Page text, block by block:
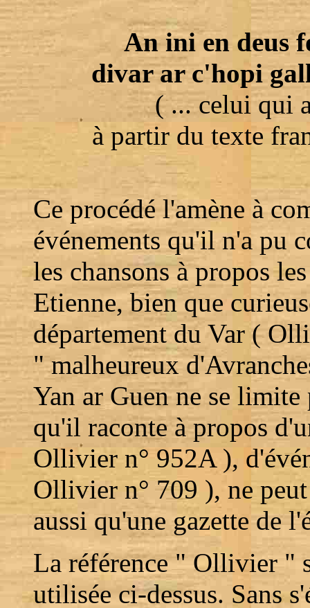
An ini en deus
divar ar c'hopi
( ... celui qui
à partir du texte
Ce procédé l'amène à
événements qu'il n'a pu
les chansons à propos
Etienne, bien que
département du Var (
" malheureux
Yan ar Guen ne se
qu'il raconte à propos
Ollivier n° 952A ),
Ollivier n° 709 ), ne
aussi qu'une gazette de
La référence " Ollivier "
utilisée ci-dessus. Sans